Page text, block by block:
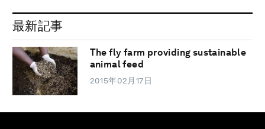
最新記事
The fly farm providing sustainable
animal feed
2015年02月17日